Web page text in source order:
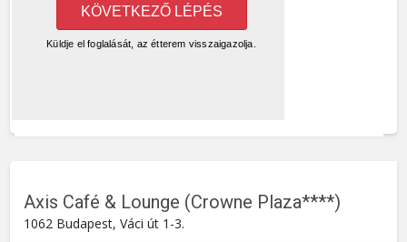
Axis Café & Lounge (Crowne Plaza****)
1062 Budapest, Váci út 1-3.